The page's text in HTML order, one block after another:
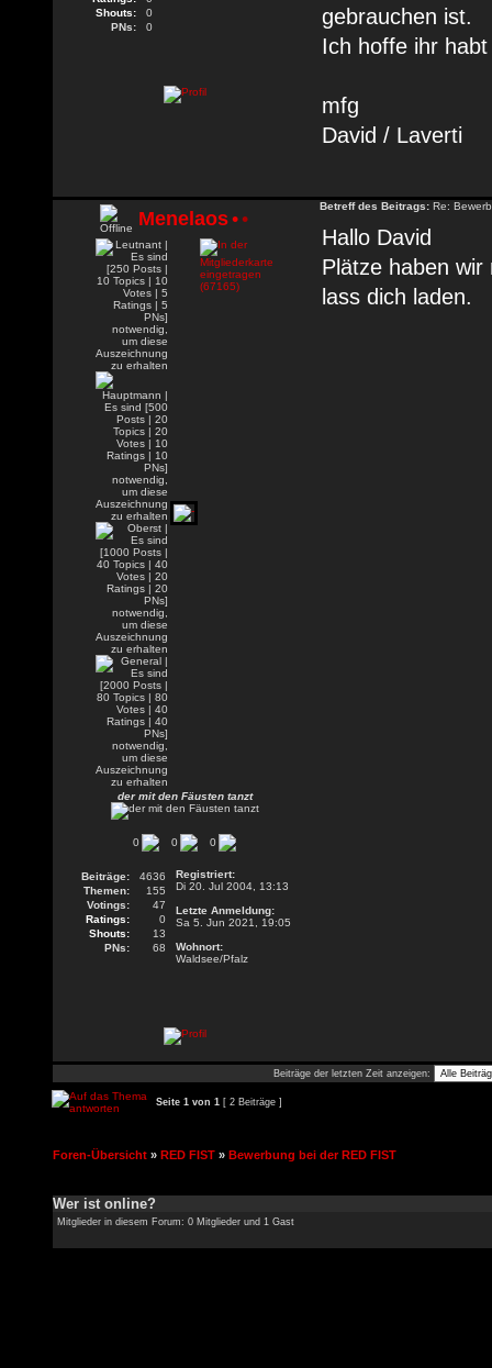
Shouts:
0
PNs:
0
gebrauchen ist.
Ich hoffe ihr
mfg
David / Laverti
Menelaos••
der mit den Fäusten tanzt
0 0 0
Beiträge:
4636
Themen:
155
Votings:
47
Ratings:
0
Shouts:
13
PNs:
68
Registriert:
Di 20. Jul 2004, 13:13
Letzte Anmeldung:
Sa 5. Jun 2021, 19:05
Wohnort:
Waldsee/Pfalz
Betreff des Beitrags: Re:
Hallo David
Plätze haben
lass dich laden.
Beiträge der letzten Zeit anzeigen:
Seite 1 von 1 [ 2 Beiträge ]
Foren-Übersicht » RED FIST » Bewerbung bei der RED FIST
Wer ist online?
Mitglieder in diesem Forum: 0 Mitglieder und 1 Gast